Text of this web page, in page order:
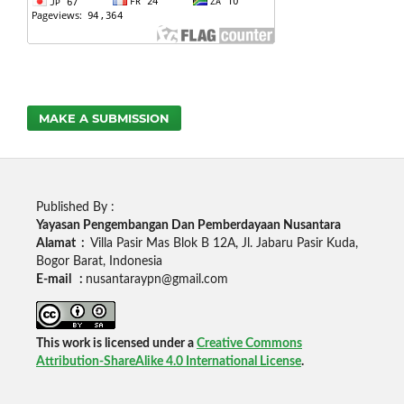
MAKE A SUBMISSION
Published By :
Yayasan Pengembangan Dan Pemberdayaan Nusantara
Alamat : Villa Pasir Mas Blok B 12A, Jl. Jabaru Pasir Kuda,
Bogor Barat, Indonesia
E-mail : nusantaraypn@gmail.com
This work is licensed under a Creative Commons
Attribution-ShareAlike 4.0 International License.